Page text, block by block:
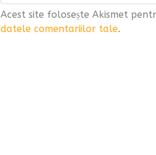
Acest site folosește Akismet
datele comentariilor tale.